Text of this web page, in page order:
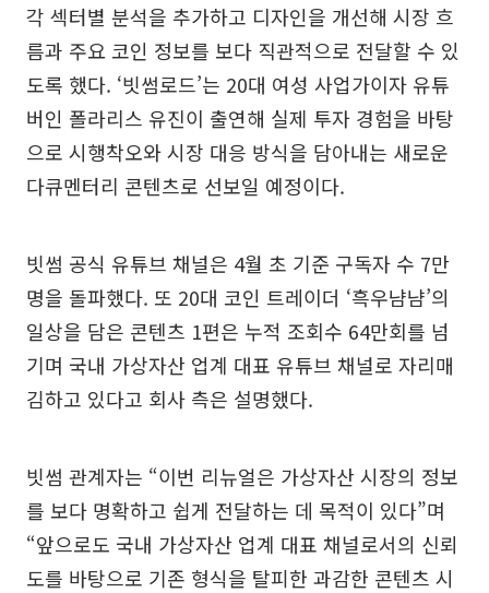
각 섹터별 분석을 추가하고 디자인을 개선해 시장 흐
름과 주요 코인 정보를 보다 직관적으로 전달할 수 있
도록 했다. ‘빗썸로드’는 20대 여성 사업가이자 유튜
버인 폴라리스 유진이 출연해 실제 투자 경험을 바탕
으로 시행착오와 시장 대응 방식을 담아내는 새로운
다큐멘터리 콘텐츠로 선보일 예정이다.
빗썸 공식 유튜브 채널은 4월 초 기준 구독자 수 7만
명을 돌파했다. 또 20대 코인 트레이더 ‘흑우냠냠’의
일상을 담은 콘텐츠 1편은 누적 조회수 64만회를 넘
기며 국내 가상자산 업계 대표 유튜브 채널로 자리매
김하고 있다고 회사 측은 설명했다.
빗썸 관계자는 “이번 리뉴얼은 가상자산 시장의 정보
를 보다 명확하고 쉽게 전달하는 데 목적이 있다”며
“앞으로도 국내 가상자산 업계 대표 채널로서의 신뢰
도를 바탕으로 기존 형식을 탈피한 과감한 콘텐츠 시